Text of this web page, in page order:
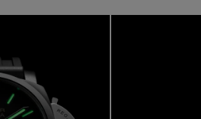
は、1955年に申請され、優れた
のバランスを保ちながら、信頼
を最大限に高めます。1960年代
される頃には、これらの特徴がル
い個性となり、リュウズプロテク